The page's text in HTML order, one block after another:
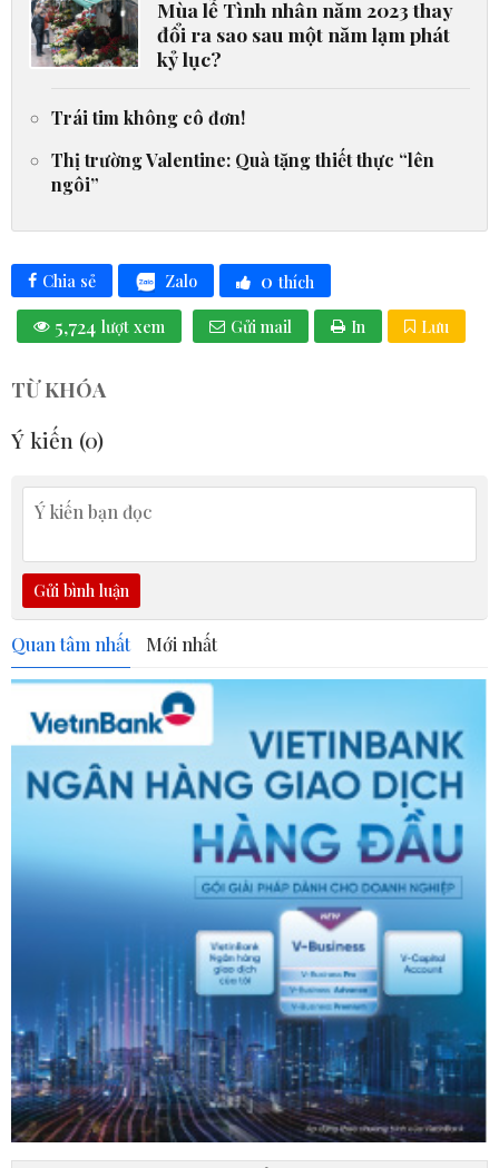
Mùa lễ Tình nhân năm 2023 thay
đổi ra sao sau một năm lạm phát
kỷ lục?
Trái tim không cô đơn!
Thị trường Valentine: Quà tặng thiết thực “lên
ngôi”
Chia sẻ Zalo 0 thích
5,724 lượt xem Gửi mail In Lưu
TỪ KHÓA
Ý kiến (0)
Gửi bình luận
Quan tâm nhất Mới nhất